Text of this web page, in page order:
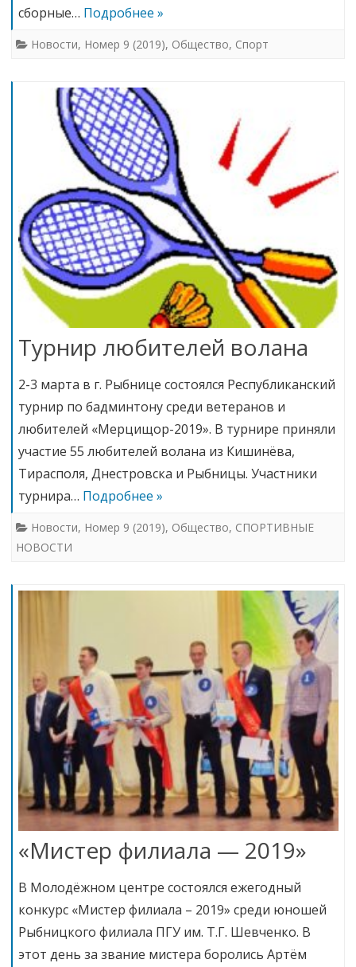
сборные… Подробнее »
Новости, Номер 9 (2019), Общество, Спорт
Турнир любителей волана
2-3 марта в г. Рыбнице состоялся Республиканский
турнир по бадминтону среди ветеранов и
любителей «Мерцищор-2019». В турнире приняли
участие 55 любителей волана из Кишинёва,
Тирасполя, Днестровска и Рыбницы. Участники
турнира… Подробнее »
Новости, Номер 9 (2019), Общество, СПОРТИВНЫЕ
НОВОСТИ
«Мистер филиала — 2019»
В Молодёжном центре состоялся ежегодный
конкурс «Мистер филиала – 2019» среди юношей
Рыбницкого филиала ПГУ им. Т.Г. Шевченко. В
этот день за звание мистера боролись Артём